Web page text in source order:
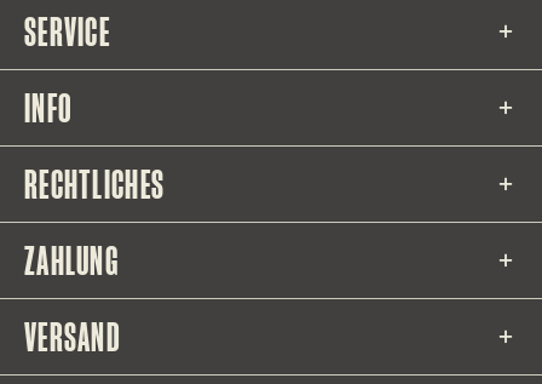
SERVICE
INFO
RECHTLICHES
ZAHLUNG
VERSAND